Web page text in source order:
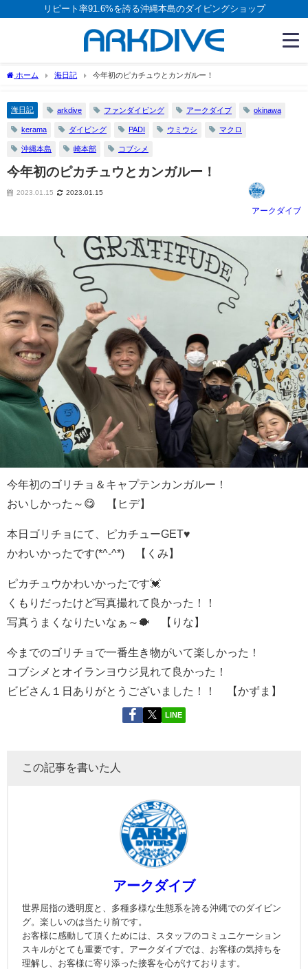
リピート率91.6%を誇る沖縄本島のダイビングショップ
ホーム 海日記 今年初のピカチュウとカンガルー！
海日記 arkdive ファンダイビング アークダイブ okinawa
kerama ダイビング PADI ウミウシ マクロ
沖縄本島 崎本部 コブシメ
今年初のピカチュウとカンガルー！
2023.01.15 2023.01.15
アークダイブ
今年初のゴリチョ＆キャプテンカンガルー！
おいしかった～😋 【ヒデ】
本日ゴリチョにて、ピカチューGET♥
かわいかったです(*^-^*) 【くみ】
ピカチュウかわいかったです💓
くもりだったけど写真撮れて良かった！！
写真うまくなりたいなぁ～🐡 【りな】
今までのゴリチョで一番生き物がいて楽しかった！
コブシメとオイランヨウジ見れて良かった！
ビビさん１日ありがとうございました！！ 【かずま】
LINE
この記事を書いた人
アークダイブ
世界屈指の透明度と、多種多様な生態系を誇る沖縄でのダイビン
グ。楽しいのは当たり前です。
お客様に感動して頂くためには、スタッフのコミュニケーション
スキルがとても重要です。アークダイブでは、お客様の気持ちを
理解し、お客様に寄り添った接客を心がけております。